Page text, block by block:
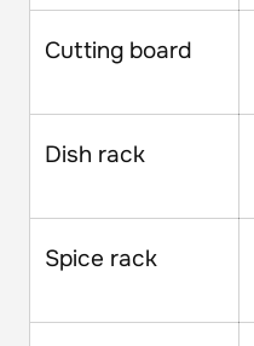
Cutting board
Dish rack
Spice rack